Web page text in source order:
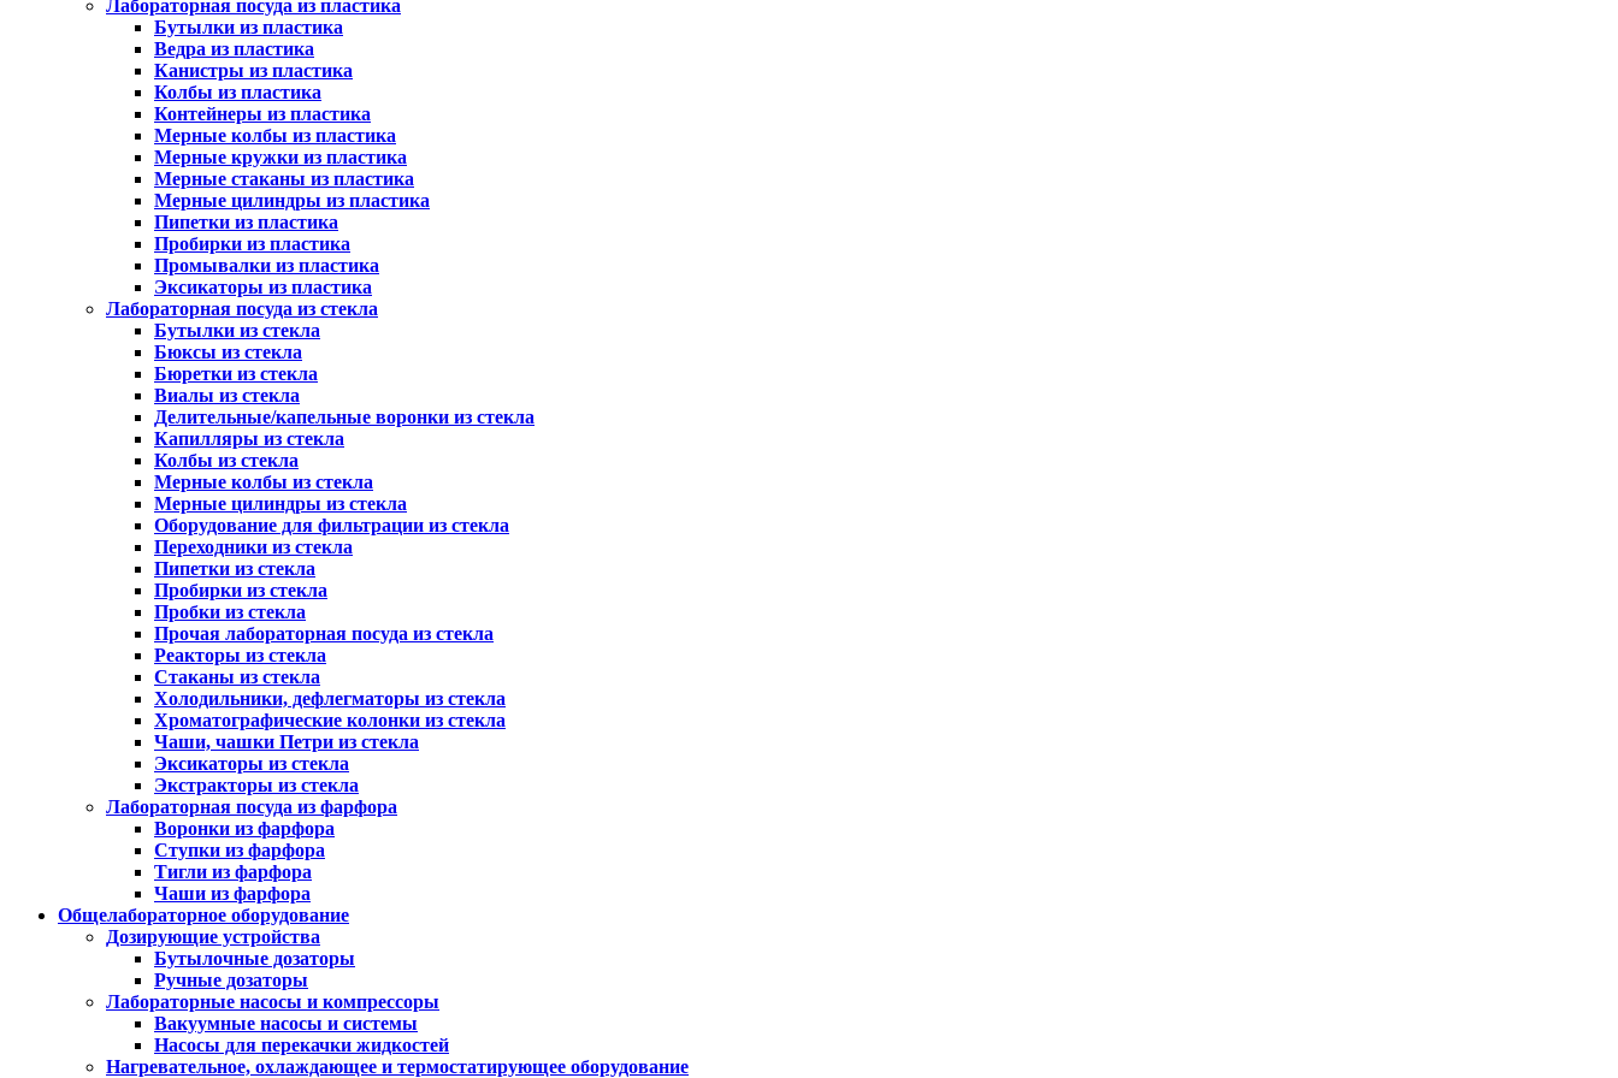
Лабораторная посуда из пластика
Бутылки из пластика
Ведра из пластика
Канистры из пластика
Колбы из пластика
Контейнеры из пластика
Мерные колбы из пластика
Мерные кружки из пластика
Мерные стаканы из пластика
Мерные цилиндры из пластика
Пипетки из пластика
Пробирки из пластика
Промывалки из пластика
Эксикаторы из пластика
Лабораторная посуда из стекла
Бутылки из стекла
Бюксы из стекла
Бюретки из стекла
Виалы из стекла
Делительные/капельные воронки из стекла
Капилляры из стекла
Колбы из стекла
Мерные колбы из стекла
Мерные цилиндры из стекла
Оборудование для фильтрации из стекла
Переходники из стекла
Пипетки из стекла
Пробирки из стекла
Пробки из стекла
Прочая лабораторная посуда из стекла
Реакторы из стекла
Стаканы из стекла
Холодильники, дефлегматоры из стекла
Хроматографические колонки из стекла
Чаши, чашки Петри из стекла
Эксикаторы из стекла
Экстракторы из стекла
Лабораторная посуда из фарфора
Воронки из фарфора
Ступки из фарфора
Тигли из фарфора
Чаши из фарфора
Общелабораторное оборудование
Дозирующие устройства
Бутылочные дозаторы
Ручные дозаторы
Лабораторные насосы и компрессоры
Вакуумные насосы и системы
Насосы для перекачки жидкостей
Нагревательное, охлаждающее и термостатирующее оборудование